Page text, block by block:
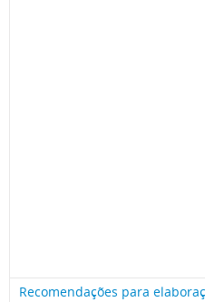
Recomendações para